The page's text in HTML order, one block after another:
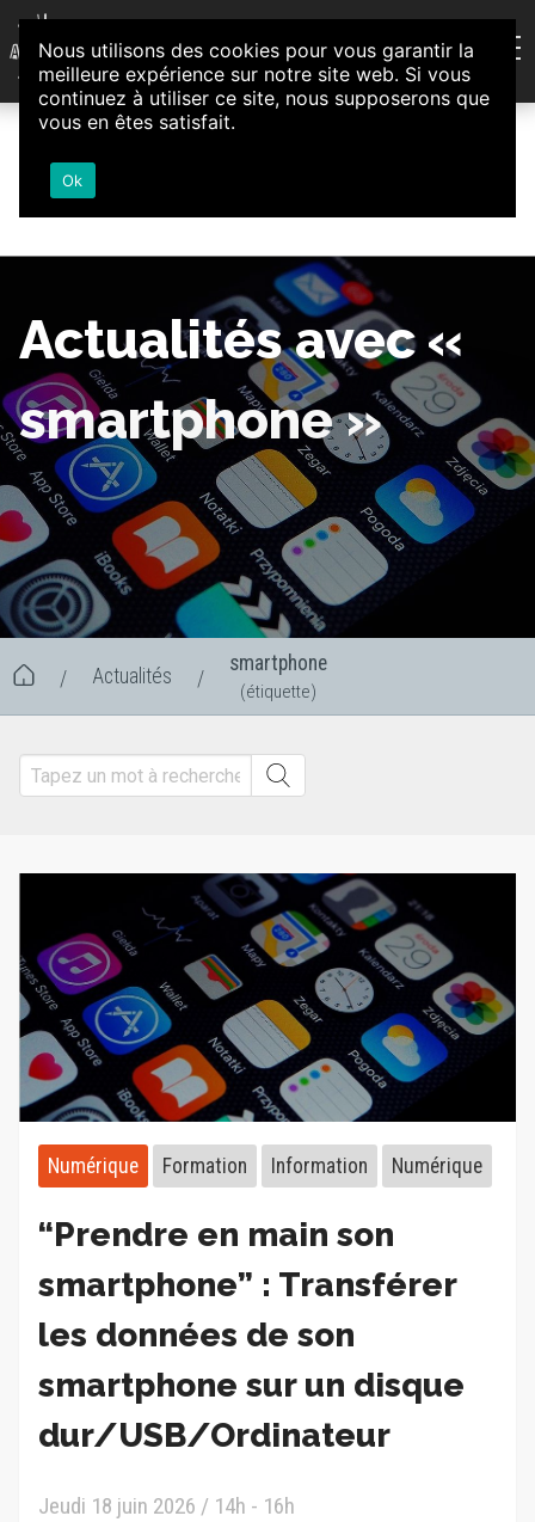
Aller au contenu
Association d'Animation et d'Initiatives Citoyennes
Loire-Authion
Actualités avec «
smartphone »
/ Actualités /
smartphone
(étiquette)
Numérique Formation Information Numérique
“Prendre en main son
smartphone” : Transférer
les données de son
smartphone sur un disque
dur/USB/Ordinateur
Jeudi 18 juin 2026 / 14h - 16h
Nous utilisons des cookies pour vous garantir la
meilleure expérience sur notre site web. Si vous
continuez à utiliser ce site, nous supposerons que
vous en êtes satisfait.
Ok